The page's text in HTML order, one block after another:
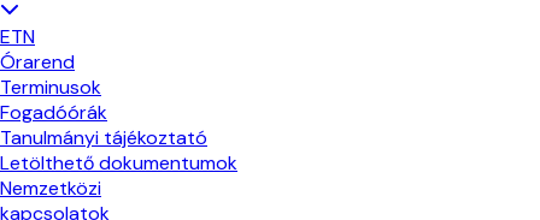
ETN
Órarend
Terminusok
Fogadóórák
Tanulmányi tájékoztató
Letölthető dokumentumok
Nemzetközi
kapcsolatok